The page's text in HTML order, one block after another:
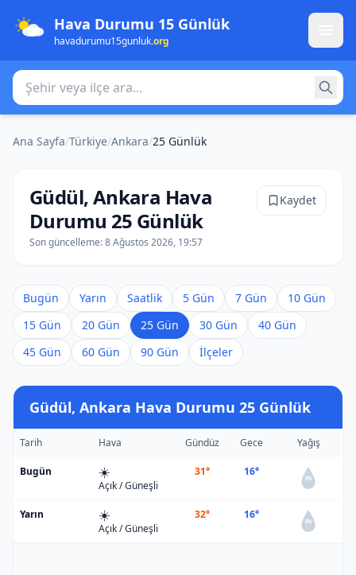
Hava Durumu 15 Günlük
havadurumu15gunluk.org
Şehir veya ilçe ara
Ana Sayfa/Türkiye/Ankara/25 Günlük
Güdül, Ankara Hava
Durumu 25 Günlük
Son güncelleme:8 Ağustos 2026, 19:57
Kaydet
Bugün Yarın Saatlik 5 Gün 7 Gün
10 Gün
15 Gün
20 Gün 25 Gün 30 Gün
40 Gün
45 Gün
60 Gün 90 Gün İlçeler
Güdül, Ankara Hava Durumu 25 Günlük
Tarih Hava Gündüz Gece Yağış
Bugün ☀️
Açık / Güneşli
31° 16°
0%
Yarın ☀️
Açık / Güneşli
32° 16°
0%